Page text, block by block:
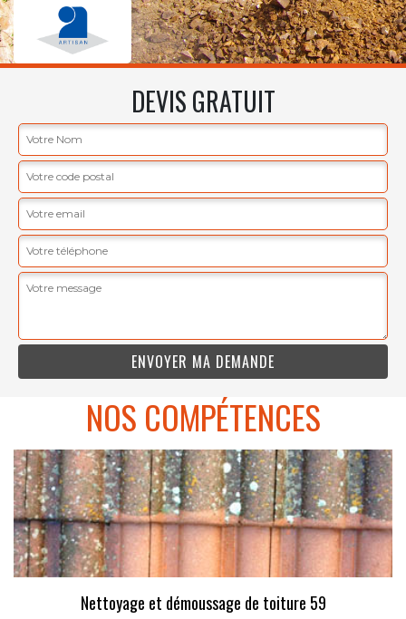
DEVIS GRATUIT
NOS COMPÉTENCES
Nettoyage et démoussage de toiture 59